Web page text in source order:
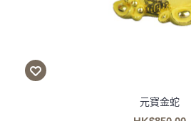
元寶金蛇